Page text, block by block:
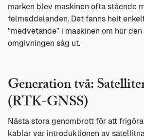
marken blev maskinen ofta stående
felmeddelanden. Det fanns helt
”medvetande” i maskinen om hur
omgivningen såg ut.
Generation två:
(RTK-GNSS)
Nästa stora genombrott för att
kablar var introduktionen av